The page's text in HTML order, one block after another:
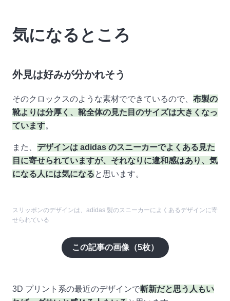
気になるところ
外見は好みが分かれそう
そのクロックスのような素材でできているので、 布製の
靴よりは分厚く、靴全体の見た目のサイズは大きくなっ
ています。
また、 デザインは adidas のスニーカーでよくある見た
目に寄せられていますが、それなりに違和感はあり、気
になる人には気になると思います。
スリッポンのデザインは、adidas 製のスニーカーによくあるデザインに寄
せられている
この記事の画像（5枚）
3D プリント系の最近のデザインで斬新だと思う人もい